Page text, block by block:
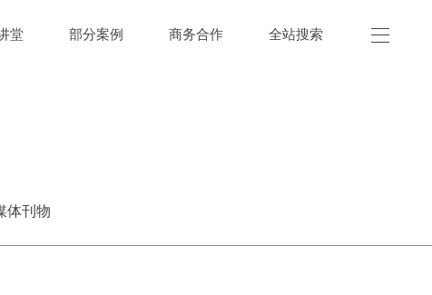
堂 部分案例 商务合作 全站搜索
体刊物